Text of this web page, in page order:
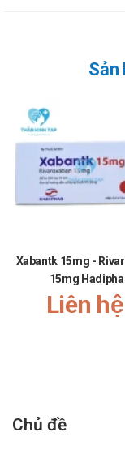
Sản
Xabantk 15mg -
15mg
Liên hệ
Chủ đề